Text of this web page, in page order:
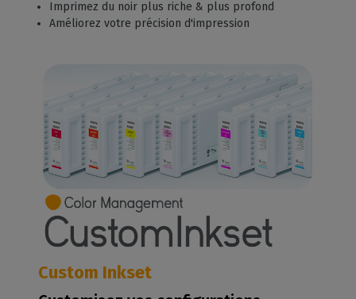
Imprimez du noir plus riche & plus profond
Améliorez votre précision d'impression
Custom Inkset